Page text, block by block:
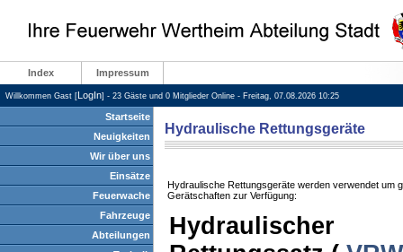
Index Impressum
Willkommen Gast [LogIn] - 23 Gäste und 0 Mitglieder Online - Freitag, 07.08.2026 10:25
Startseite
Neuigkeiten
Wir über uns
Einsätze
Feuerwache
Fahrzeuge
Abteilungen
Hydraulische Rettungsgeräte
Hydraulische Rettungsgeräte werden verwendet um
Gerätschaften zur Verfügung:
Hydraulischer